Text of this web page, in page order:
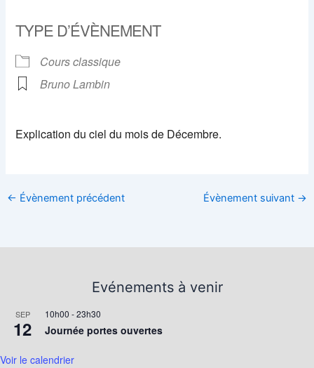
TYPE D’ÉVÈNEMENT
Cours classique
Bruno Lambin
Explication du ciel du mois de Décembre.
← Évènement précédent Évènement suivant →
Evénements à venir
SEP
12
10h00 -23h30
Journée portes ouvertes
Voir le calendrier